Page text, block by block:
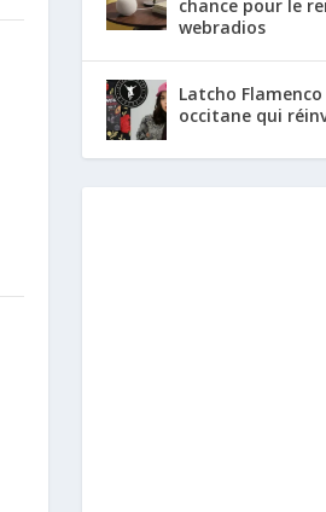
chance pour le
webradios
Latcho
occitane qui